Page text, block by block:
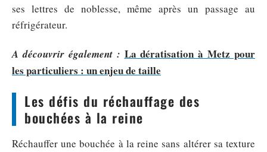
ses lettres de noblesse, même après un passage au
réfrigérateur.
A découvrir également : La dératisation à Metz pour
les particuliers : un enjeu de taille
Les défis du réchauffage des
bouchées à la reine
Réchauffer une bouchée à la reine sans altérer sa texture